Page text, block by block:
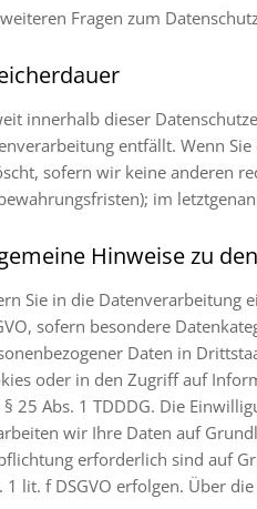
Fragen zum
innerhalb dieser
entfällt. Wenn
sofern wir keine anderen
im
Hinweise zu
Sie in die Datenverarbeitung
sofern besondere
Daten in
oder in den Zugriff auf
25 Abs. 1 TDDDG. Die
wir Ihre Daten auf
erforderlich sind auf
1 lit. f DSGVO erfolgen. Über